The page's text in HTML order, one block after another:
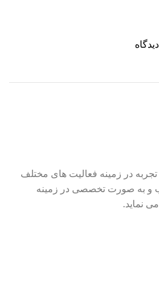
تجربه در زمینه فعالیت های مختلف
و به صورت تخصصی در زمینه
نماید.